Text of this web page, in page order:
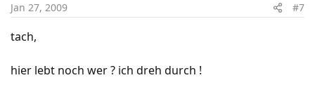
Jan 27, 2009 #7
tach,
hier lebt noch wer ? ich dreh durch !